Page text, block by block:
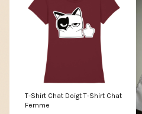
T-Shirt Chat Doigt T-Shirt Chat
Femme